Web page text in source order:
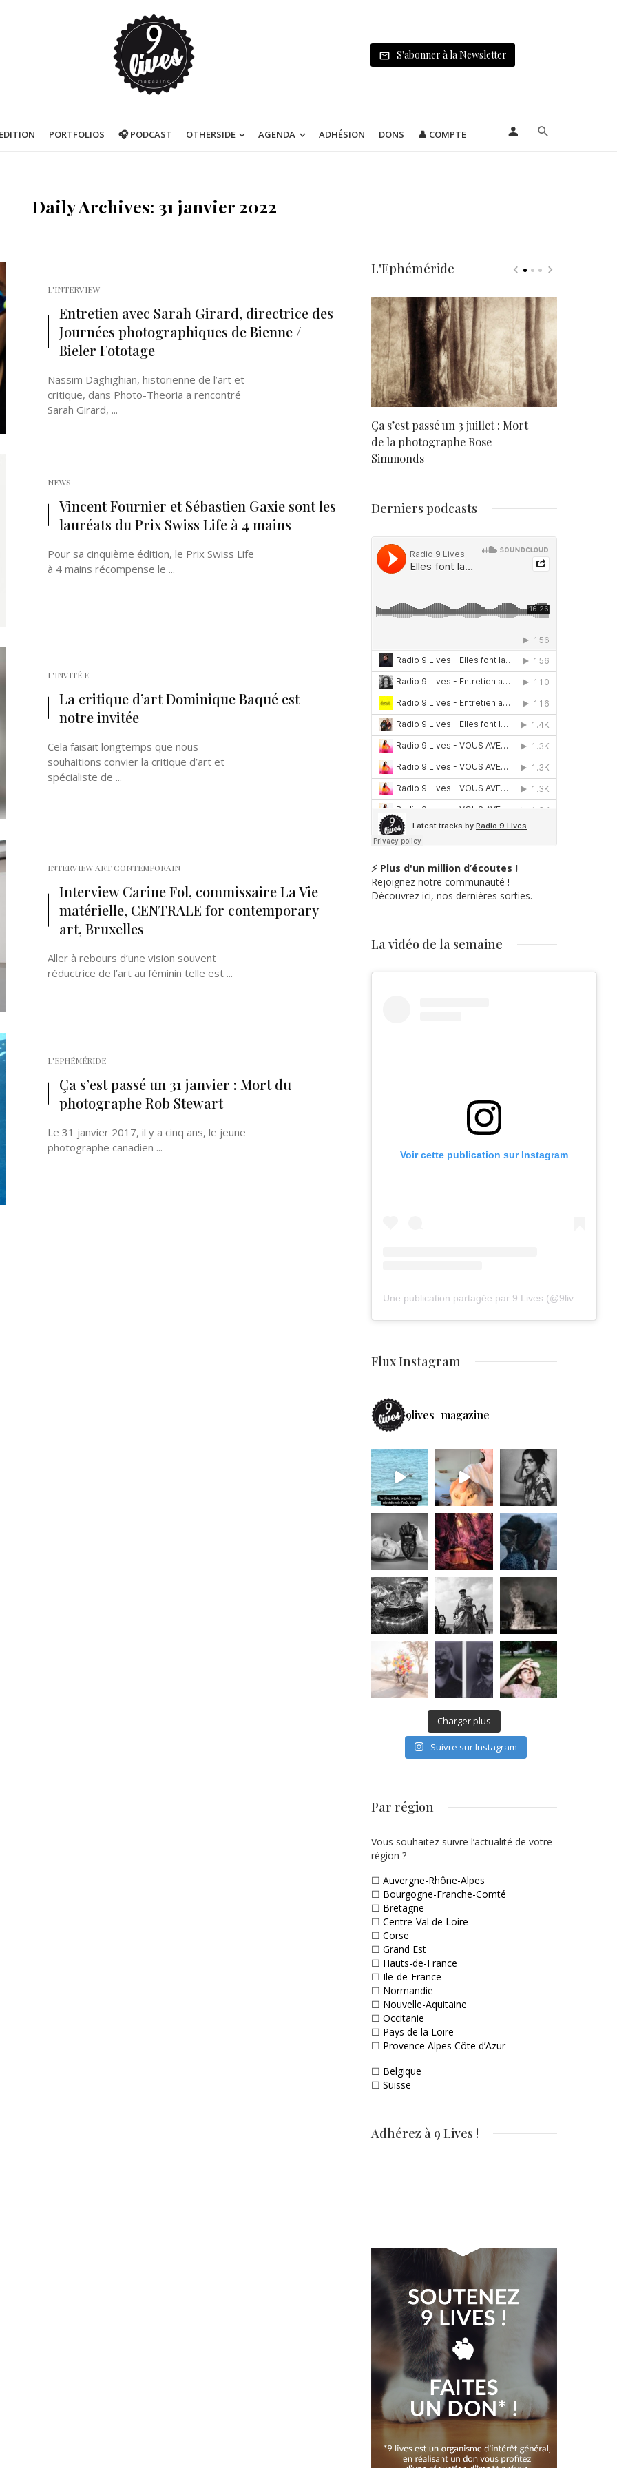
S'abonner à la Newsletter
PORTFOLIOS 🎧 PODCAST OTHERSIDE AGENDA ADHÉSION DONS 👤 COMPTE
Daily Archives: 31 janvier 2022
L'INTERVIEW
Entretien avec Sarah Girard, directrice des
Journées photographiques de Bienne /
Bieler Fototage
Nassim Daghighian, historienne de l’art et
critique, dans Photo-Theoria a rencontré
Sarah Girard, ...
NEWS
Vincent Fournier et Sébastien Gaxie sont les
lauréats du Prix Swiss Life à 4 mains
Pour sa cinquième édition, le Prix Swiss Life
à 4 mains récompense le ...
L'INVITÉ·E
La critique d’art Dominique Baqué est
notre invitée
Cela faisait longtemps que nous
souhaitions convier la critique d’art et
spécialiste de ...
INTERVIEW ART CONTEMPORAIN
Interview Carine Fol, commissaire La Vie
matérielle, CENTRALE for contemporary
art, Bruxelles
Aller à rebours d’une vision souvent
réductrice de l’art au féminin telle est ...
L'EPHÉMÉRIDE
Ça s’est passé un 31 janvier : Mort du
photographe Rob Stewart
Le 31 janvier 2017, il y a cinq ans, le jeune
photographe canadien ...
L'Ephéméride
Ça s’est passé un 3 juillet : Mort
de la photographe Rose
Simmonds
Derniers podcasts
⚡ Plus d'un million d’écoutes !
Rejoignez notre communauté !
Découvrez ici, nos dernières sorties.
La vidéo de la semaine
Voir cette publication sur Instagram
Flux Instagram
9lives_magazine
Charger plus
Suivre sur Instagram
Par région
Vous souhaitez suivre l’actualité de votre
région ?
☐ Auvergne-Rhône-Alpes
☐ Bourgogne-Franche-Comté
☐ Bretagne
☐ Centre-Val de Loire
☐ Corse
☐ Grand Est
☐ Hauts-de-France
☐ Ile-de-France
☐ Normandie
☐ Nouvelle-Aquitaine
☐ Occitanie
☐ Pays de la Loire
☐ Provence Alpes Côte d’Azur
☐ Belgique
☐ Suisse
Adhérez à 9 Lives !